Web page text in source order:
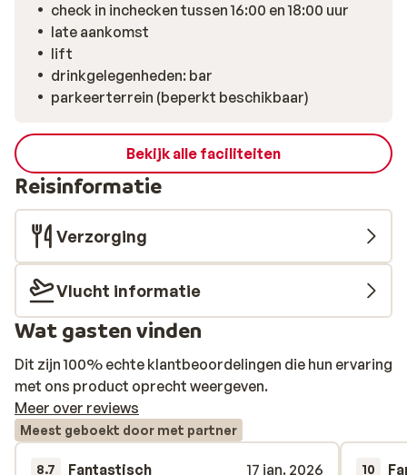
check in inchecken tussen 16:00 en 18:00 uur
late aankomst
lift
drinkgelegenheden: bar
parkeerterrein (beperkt beschikbaar)
Bekijk alle faciliteiten
Reisinformatie
Verzorging
Vlucht informatie
Wat gasten vinden
Dit zijn 100% echte klantbeoordelingen die hun ervaring
met ons product oprecht weergeven.
Meer over reviews
Meest geboekt door met partner
8.7 Fantastisch
17 jan. 2026
10